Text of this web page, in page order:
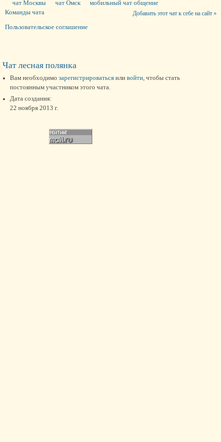
чат Москвы
чат Омск мобильный чат общение
Добавить этот чат к себе на сайт »
Команды чата
Пользовательское соглашение
Чат лесная полянка
Вам необходимо зарегистрироваться или войти, чтобы стать
постоянным участником этого чата.
Дата создания:
22 ноября 2013 г.